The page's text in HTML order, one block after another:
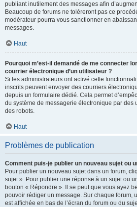
publiant inutilement des messages afin
Beaucoup de forums ne toléreront pas ce
modérateur pourra vous sanctionner en
messages.
Haut
Pourquoi m’est-il demandé de me connecter
courrier électronique d’un utilisateur ?
Si les administrateurs ont activé cette
inscrits peuvent envoyer des courriers
depuis un formulaire dédié. Cela permet
du système de messagerie électronique par des
des robots.
Haut
Problèmes de publication
Comment puis-je publier un nouveau sujet ou
Pour publier un nouveau sujet dans un forum,
sujet ». Pour publier une réponse à un sujet ou
bouton « Répondre ». Il se peut que vous ayez
pouvoir rédiger un message. Sur chaque forum,
est affichée en bas de l’écran du forum ou du